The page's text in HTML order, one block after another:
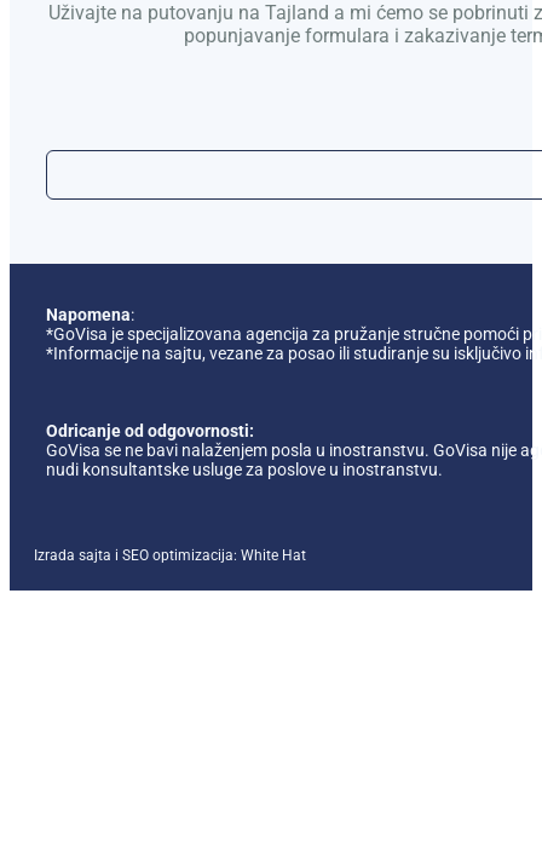
Uživajte na putovanju na Tajland a mi ćemo se pobrinuti
popunjavanje formulara i zakazivanje
Napomena:
*GoVisa je specijalizovana agencija za pružanje stručne pomoći
*Informacije na sajtu, vezane za posao ili studiranje su
Odricanje od odgovornosti:
GoVisa se ne bavi nalaženjem posla u inostranstvu. GoVisa nije
nudi konsultantske usluge za poslove u inostranstvu.
Izrada sajta i SEO optimizacija: White Hat